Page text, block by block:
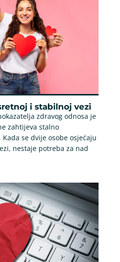
i stabilnoj vezi
zdravog odnosa je
zahtijeva stalno
se dvije osobe osjećaju
nestaje potreba za nad